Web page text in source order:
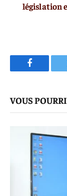
législation
Facebook
VOUS